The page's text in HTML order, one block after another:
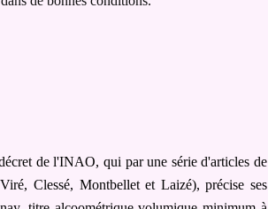
de l'INAO, qui par une série d'articles de
Clessé, Montbellet et Laizé), précise ses